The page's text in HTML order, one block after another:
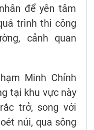
để yên tâm
trình thi công
cảnh quan
Minh Chính
tại khu vực này
trở, song với
núi, qua sông